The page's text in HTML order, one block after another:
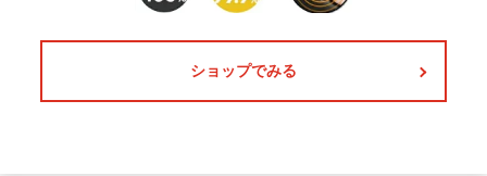
ショップでみる